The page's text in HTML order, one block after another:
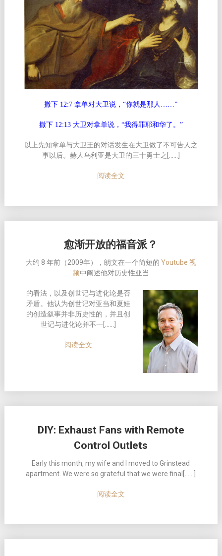
撒下 12:7 拿单对大卫说，“你就是那人……”
撒下 12:13 大卫对拿单说，“我得罪耶和华了。”
以上先知拿单与大卫王的对话发生在大卫做了不可告人之
事以后。赫人乌利亚是大卫的三十勇士之[……]
阅读全文
愈渐开放的福音派？
大约 8 年前（2009年），朗文在一个简短的 Youtube 视
频中阐述他对历史性亚当
的看法，以及创世记与进化论是否
矛盾。他认为创世记对亚当和夏娃
的创造叙事并非历史性的，并且创
世记与进化论并不一[……]
阅读全文
DIY: Exhaust Fans with Remote
Control Outlets
Early this month, my wife and I moved to Grinstead
apartment. We were so grateful that we were final[……]
阅读全文